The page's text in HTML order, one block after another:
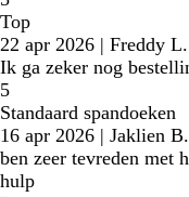
Top
22 apr 2026 | Freddy L.
Ik ga zeker nog
5
Standaard spandoeken
16 apr 2026 | Jaklien B.
ben zeer tevreden met
hulp